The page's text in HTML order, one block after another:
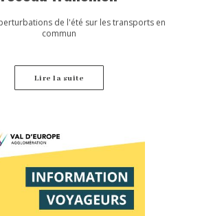
de l'été sur les transports en
commun
Lire la suite